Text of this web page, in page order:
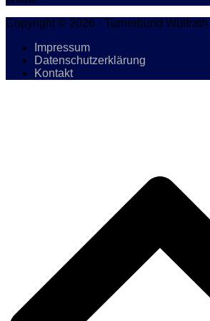
Copyright © 2026 - Turnerbund Wülfrath
Impressum
Datenschutzerklärung
Kontakt